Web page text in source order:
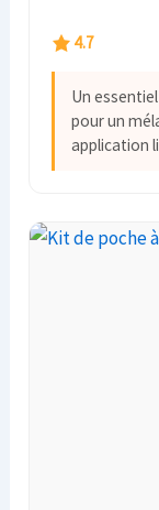
4.7
Un
pour un
application